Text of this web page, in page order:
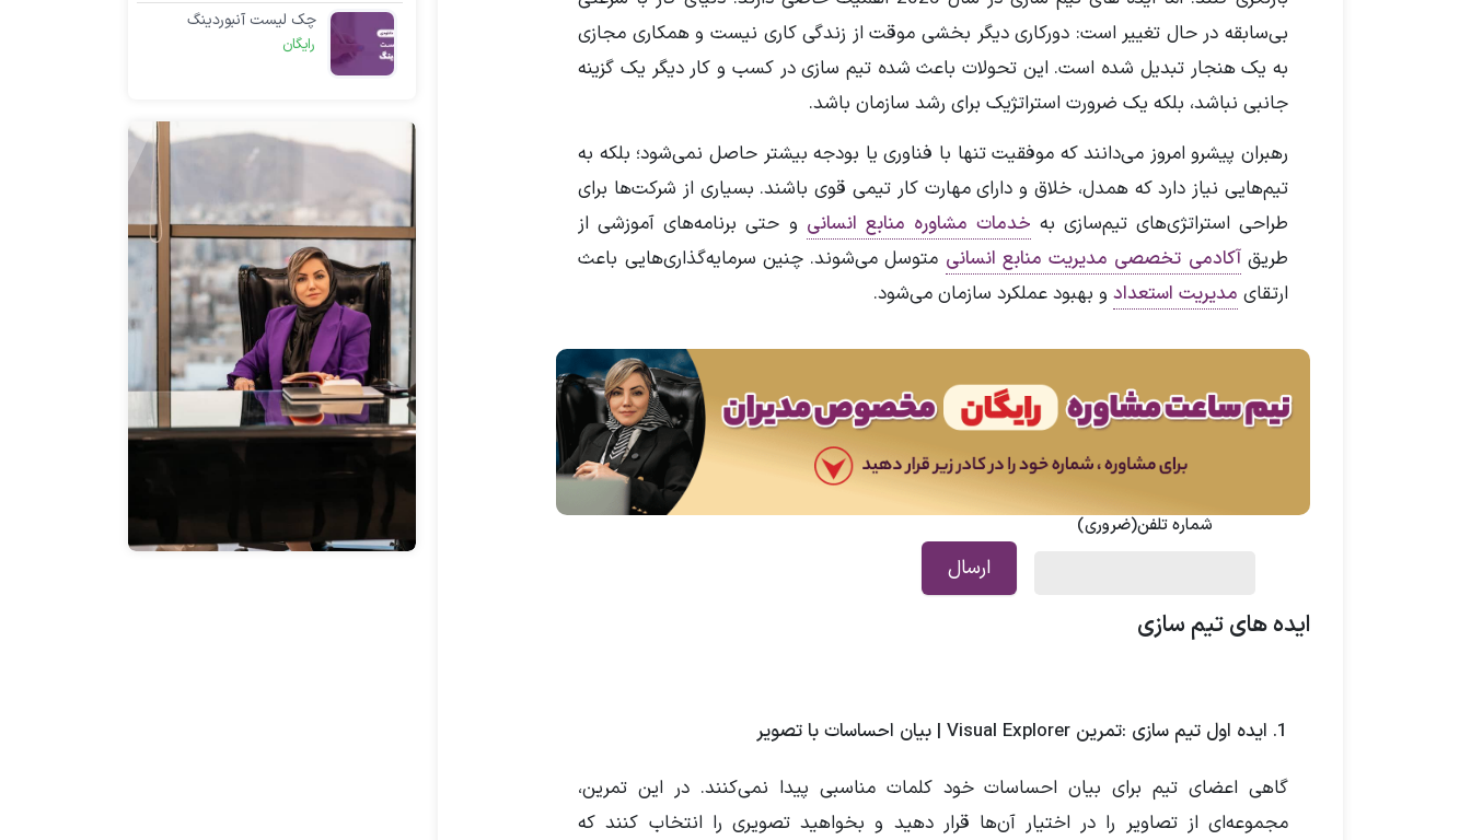
بی‌سابقه در حال تغییر است: دورکاری دیگر بخشی موقت از زندگی کاری نیست و همکاری مجازی
به یک هنجار تبدیل شده است. این تحولات باعث شده تیم سازی در کسب و کار دیگر یک گزینه
جانبی نباشد، بلکه یک ضرورت استراتژیک برای رشد سازمان باشد.
رهبران پیشرو امروز می‌دانند که موفقیت تنها با فناوری یا بودجه بیشتر حاصل نمی‌شود؛ بلکه به
تیم‌هایی نیاز دارد که همدل، خلاق و دارای مهارت کار تیمی قوی باشند. بسیاری از شرکت‌ها برای
طراحی استراتژی‌های تیم‌سازی به خدمات مشاوره منابع انسانی و حتی برنامه‌های آموزشی از
طریقآکادمی تخصصی مدیریت منابع انسانی متوسل می‌شوند. چنین سرمایه‌گذاری‌هایی باعث
ارتقای مدیریت استعداد و بهبود عملکرد سازمان می‌شود.
شماره تلفن(ضروری)
ایده های تیم سازی
1. ایده اول تیم سازی :تمرین Visual Explorer | بیان احساسات با تصویر
گاهی اعضای تیم برای بیان احساسات خود کلمات مناسبی پیدا نمی‌کنند. در این تمرین،
مجموعه‌ای از تصاویر را در اختیار آن‌ها قرار دهید و بخواهید تصویری را انتخاب کنند که
چک لیست آنبوردینگ
رایگان